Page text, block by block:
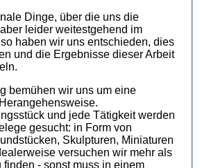
Dinge, über die uns die
leider weitestgehend im
haben wir uns entschieden, dies
und die Ergebnisse dieser Arbeit
bemühen wir uns um eine
und jede Tätigkeit werden
gesucht: in Form von
Skulpturen, Miniaturen
versuchen wir mehr als
finden - sonst muss in einem